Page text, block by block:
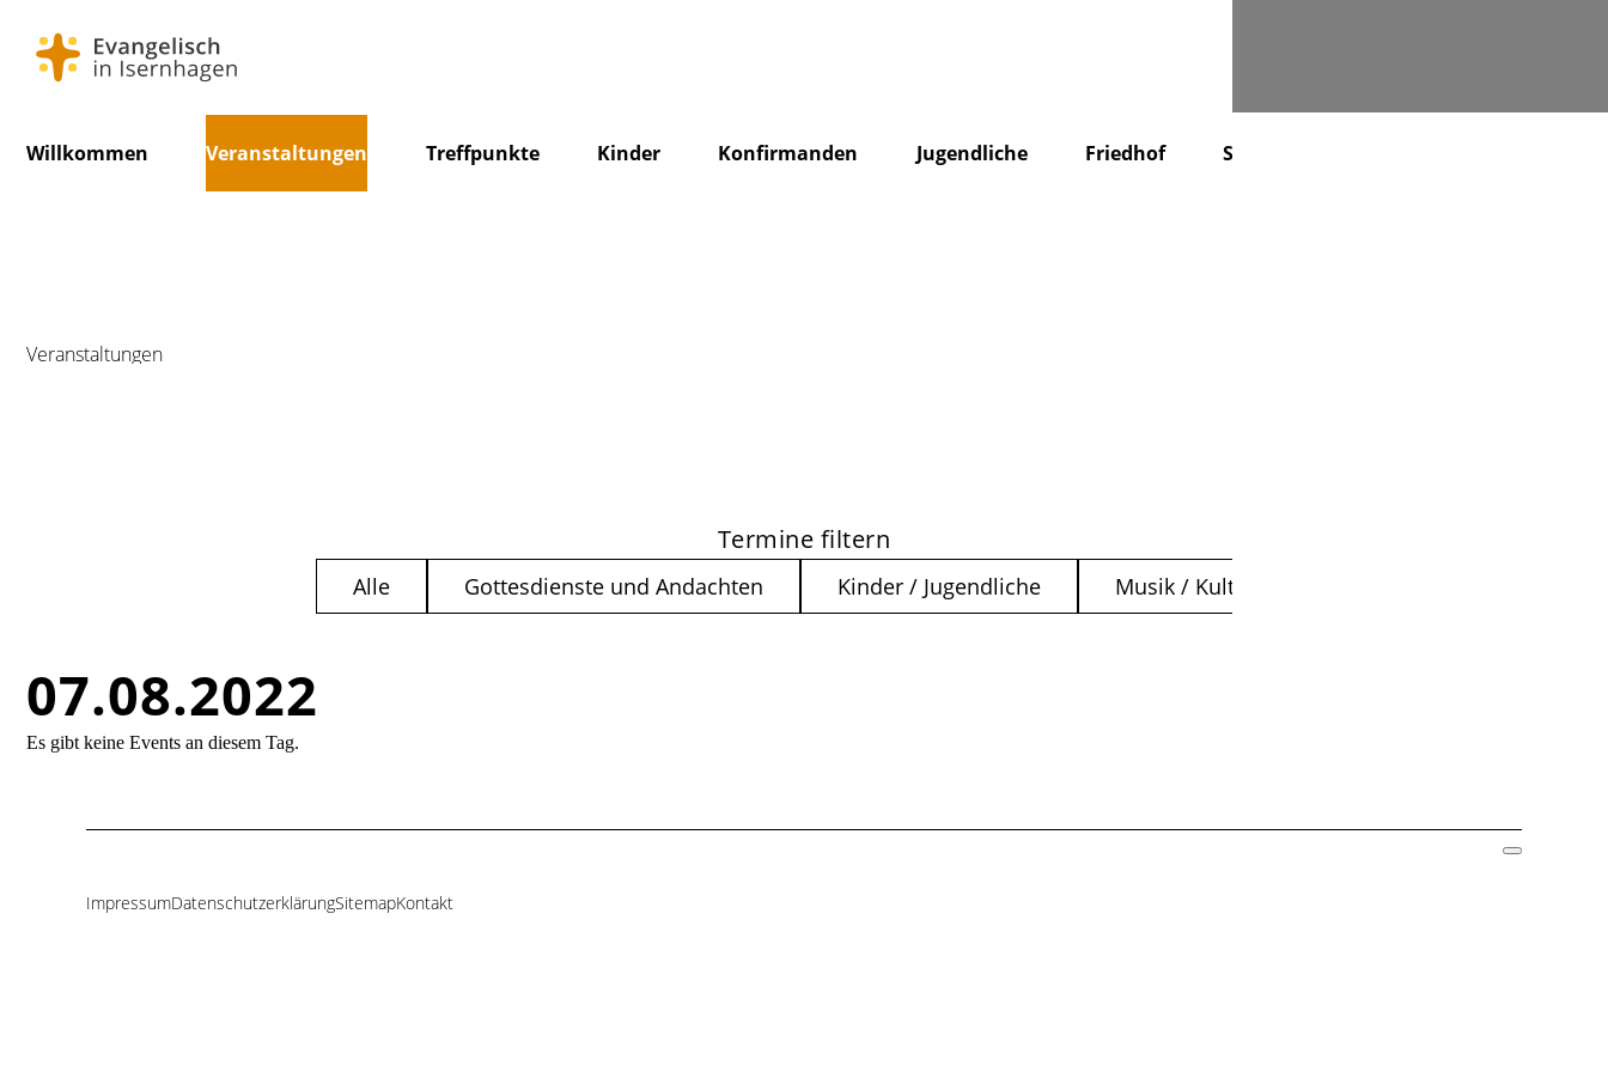
überspringen
Willkommen Veranstaltungen Treffpunkte Kinder Konfirmanden Jugendliche Friedhof Stiftung
Veranstaltungen
07.08.2022
Termine filtern
Alle Gottesdienste und Andachten Kinder / Jugendliche Musik / Kultur
Es gibt keine Events an diesem Tag.
Navigation
ImpressumDatenschutzerklärungSitemapKontakt